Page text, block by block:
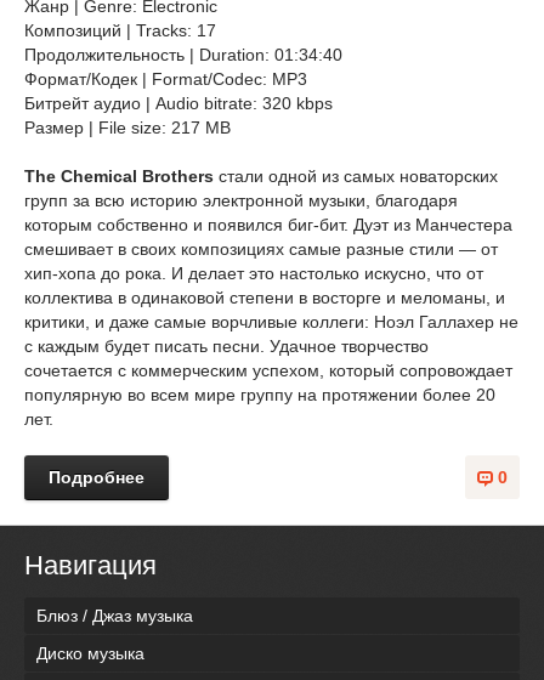
Жанр | Genre: Electronic
Композиций | Tracks: 17
Продолжительность | Duration: 01:34:40
Формат/Кодек | Format/Codec: MP3
Битрейт аудио | Audio bitrate: 320 kbps
Размер | File size: 217 MB
The Chemical Brothers стали одной из самых новаторских
групп за всю историю электронной музыки, благодаря
которым собственно и появился биг-бит. Дуэт из Манчестера
смешивает в своих композициях самые разные стили — от
хип-хопа до рока. И делает это настолько искусно, что от
коллектива в одинаковой степени в восторге и меломаны, и
критики, и даже самые ворчливые коллеги: Ноэл Галлахер не
с каждым будет писать песни. Удачное творчество
сочетается с коммерческим успехом, который сопровождает
популярную во всем мире группу на протяжении более 20
лет.
0
Подробнее
Навигация
Блюз / Джаз музыка
Диско музыка